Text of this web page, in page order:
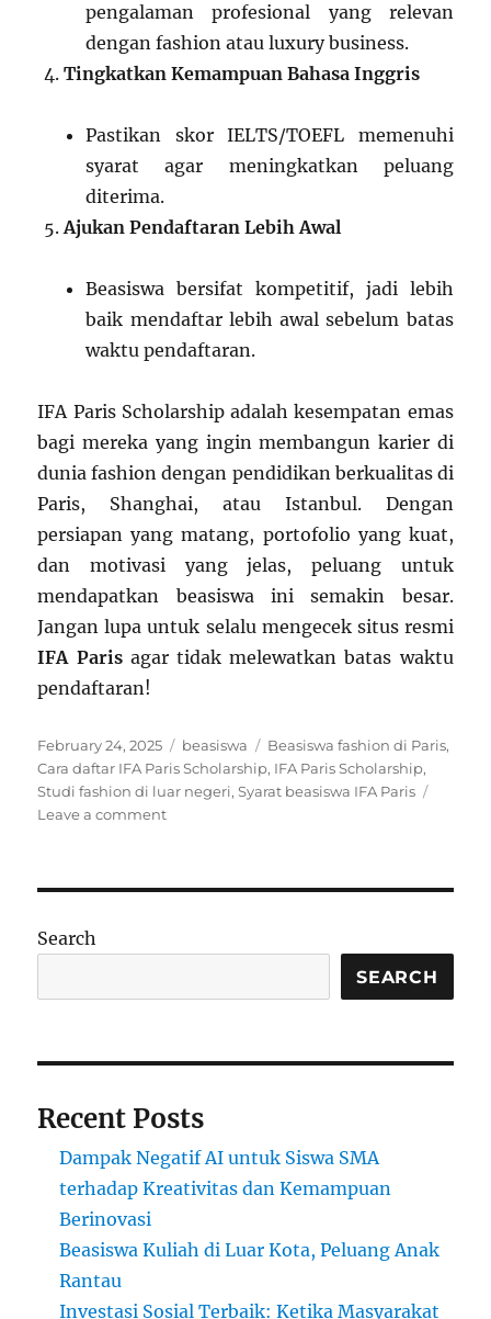
pengalaman profesional yang relevan
dengan fashion atau luxury business.
Tingkatkan Kemampuan Bahasa Inggris
Pastikan skor IELTS/TOEFL memenuhi
syarat agar meningkatkan peluang
diterima.
Ajukan Pendaftaran Lebih Awal
Beasiswa bersifat kompetitif, jadi lebih
baik mendaftar lebih awal sebelum batas
waktu pendaftaran.
IFA Paris Scholarship adalah kesempatan emas
bagi mereka yang ingin membangun karier di
dunia fashion dengan pendidikan berkualitas di
Paris, Shanghai, atau Istanbul. Dengan
persiapan yang matang, portofolio yang kuat,
dan motivasi yang jelas, peluang untuk
mendapatkan beasiswa ini semakin besar.
Jangan lupa untuk selalu mengecek situs resmi
IFA Parisagar tidak melewatkan batas waktu
pendaftaran!
Posted
on
February 24, 2025 Categories
beasiswa Tags
Beasiswa fashion di Paris,
Cara daftar IFA Paris Scholarship, IFA Paris Scholarship,
Studi fashion di luar negeri,Syarat beasiswa IFA Paris
Leave a commenton
Fashion
Paris,
Istanbul
Search
SEARCH
Recent Posts
Dampak Negatif AI untuk Siswa SMA
terhadap Kreativitas dan Kemampuan
Berinovasi
Beasiswa Kuliah di Luar Kota, Peluang Anak
Rantau
Investasi Sosial Terbaik: Ketika Masyarakat